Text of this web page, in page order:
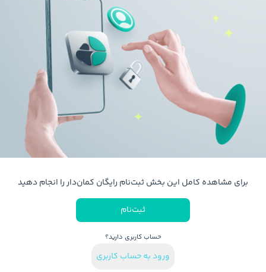
برای مشاهده کامل این بخش ثبت‌نام رایگان کمان‌دار را انجام دهید
ثبت‌نام
حساب کاربری دارید؟
ورود به حساب کاربری